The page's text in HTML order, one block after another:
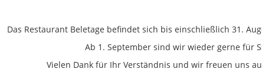
Das Restaurant Beletage befindet sich bis einschließlich 31.
Ab 1. September sind wir wieder gerne für
Vielen Dank für Ihr Verständnis und wir freuen uns